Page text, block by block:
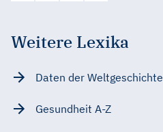
Weitere Lexika
Daten der Weltgeschichte
Gesundheit A-Z